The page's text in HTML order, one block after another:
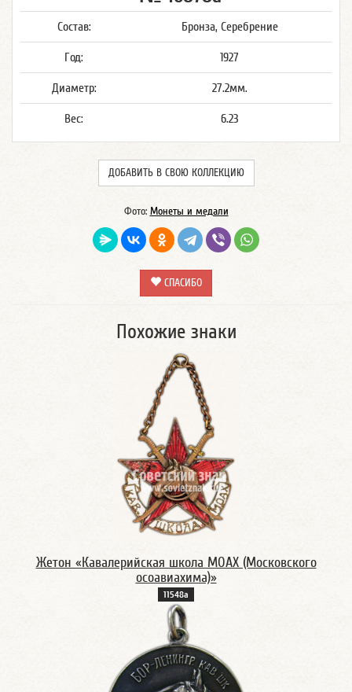
Состав: Бронза, Серебрение
Год: 1927
Диаметр: 27.2мм.
Вес: 6.23
ДОБАВИТЬ В СВОЮ КОЛЛЕКЦИЮ
Фото: Монеты и медали
СПАСИБО
Похожие знаки
Жетон «Кавалерийская школа МОАХ (Московского
осоавиахима)»
11548а